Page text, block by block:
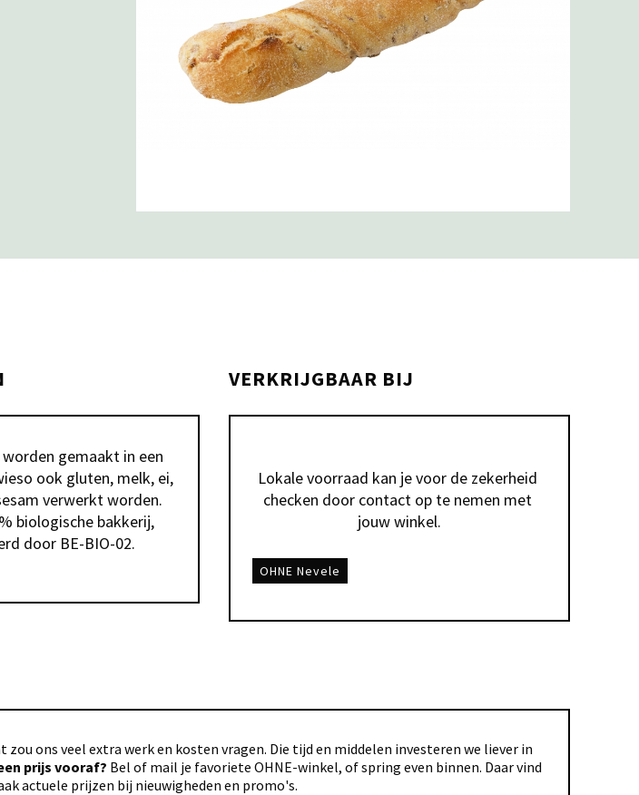
gemaakt in een
ook gluten, melk, ei,
verwerkt worden.
biologische bakkerij,
door BE-BIO-02.
VERKRIJGBAAR BIJ
Lokale voorraad kan je voor de zekerheid
checken door contact op te nemen met
jouw winkel.
OHNE Nevele
ons veel extra werk en kosten vragen. Die tijd en middelen investeren we liever in
prijs vooraf? Bel of mail je favoriete OHNE-winkel, of spring even binnen. Daar vind
actuele prijzen bij nieuwigheden en promo's.